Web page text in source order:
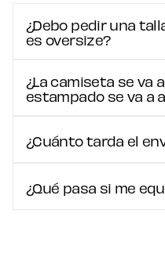
¿Debo pedir una
es oversize?
¿La camiseta se va
estampado se va a
¿Cuánto tarda el
¿Qué pasa si me